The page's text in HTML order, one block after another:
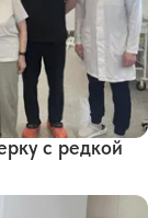
с редкой